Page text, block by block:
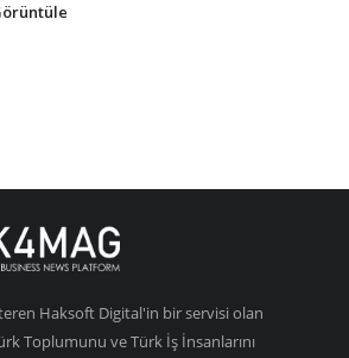
Haksoft Digital'in bir servisi olan
Toplumunu ve Türk İş İnsanlarını